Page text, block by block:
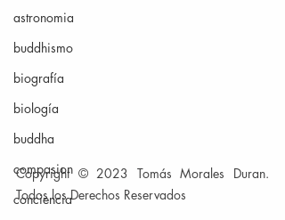
astronomia
buddhismo
biografía
biología
buddha
compasion
conciencia
Copyright © 2023 Tomás Morales Duran.
Todos los Derechos Reservados